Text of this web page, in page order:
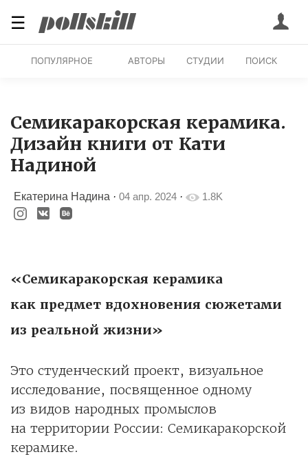
☰
ПОПУЛЯРНОЕ АВТОРЫ СТУДИИ ПОИСК
Семикаракорская керамика.
Дизайн книги от Кати
Надиной
Екатерина Надина · 04 апр. 2024 · 1.8K
«Семикаракорская керамика
как предмет вдохновения сюжетами
из реальной жизни»
Это студенческий проект, визуальное
исследование, посвященное одному
из видов народных промыслов
на территории России: Семикаракорской
керамике.